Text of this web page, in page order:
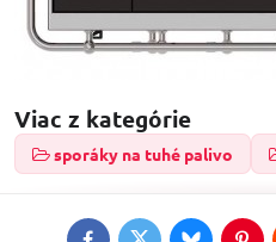
Viac z kategórie
sporáky na tuhé palivo